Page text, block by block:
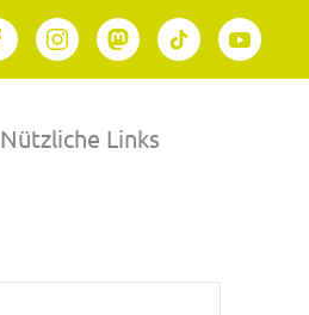
Nützliche Links